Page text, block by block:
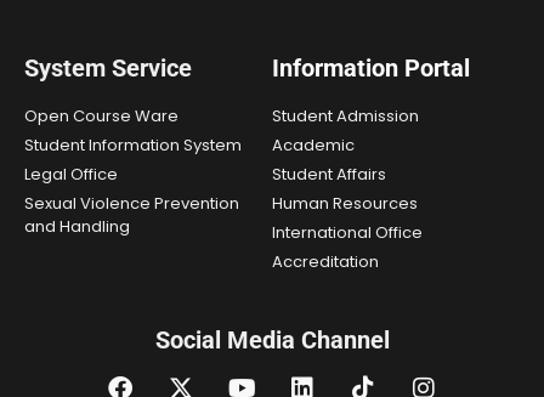
System Service
Open Course Ware
Student Information System
Legal Office
Sexual Violence Prevention
and Handling
Information Portal
Student Admission
Academic
Student Affairs
Human Resources
International Office
Accreditation
Social Media Channel